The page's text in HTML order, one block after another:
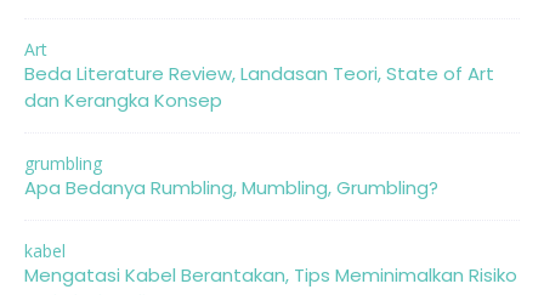
Art
Beda Literature Review, Landasan Teori, State of Art
dan Kerangka Konsep
grumbling
Apa Bedanya Rumbling, Mumbling, Grumbling?
kabel
Mengatasi Kabel Berantakan, Tips Meminimalkan Risiko